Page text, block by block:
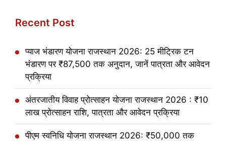
Recent Post
प्याज भंडारण योजना राजस्थान 2026: 25 मीट्रिक टन
भंडारण पर ₹87,500 तक अनुदान, जानें पात्रता और आवेदन
प्रक्रिया
अंतरजातीय विवाह प्रोत्साहन योजना राजस्थान 2026 : ₹10
लाख प्रोत्साहन राशि, पात्रता और आवेदन प्रक्रिया
पीएम स्वनिधि योजना राजस्थान 2026: ₹50,000 तक